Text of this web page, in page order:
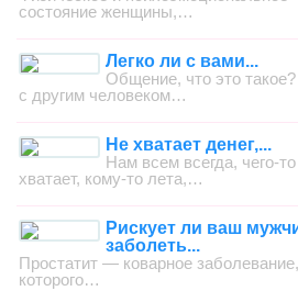
состояние женщины,…
Легко ли с вами...
Общение, что это такое?
с другим человеком…
Не хватает денег,...
Нам всем всегда, чего-
хватает, кому-то лета,…
Рискует ли ваш
заболеть...
Простатит — коварное
которого…